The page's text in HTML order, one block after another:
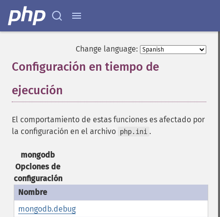
Change language:
Configuración en tiempo de
ejecución
El comportamiento de estas funciones es afectado por
la configuración en el archivo php.ini .
mongodb
Opciones de
configuración
mongodb.debug